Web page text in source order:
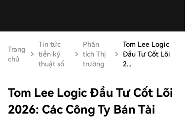
Trang
chủ
Tin tức
tiền kỹ
thuật số
Phân
tích Thị
trường
Tom Lee Logic
Đầu Tư Cốt Lõi
2...
Tom Lee Logic Đầu Tư Cốt Lõi
2026: Các Công Ty Bán Tài